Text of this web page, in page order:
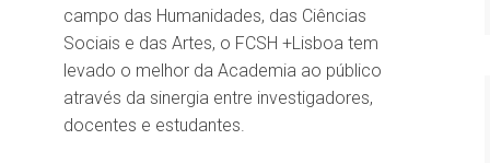
campo das Humanidades, das Ciências
Sociais e das Artes, o FCSH +Lisboa tem
levado o melhor da Academia ao público
através da sinergia entre investigadores,
docentes e estudantes.